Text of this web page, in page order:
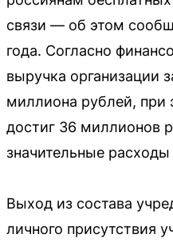
связи — об этом
года. Согласно
выручка организации
миллиона рублей, при
достиг 36 миллионов
значительные расходы
Выход из состава
личного присутствия